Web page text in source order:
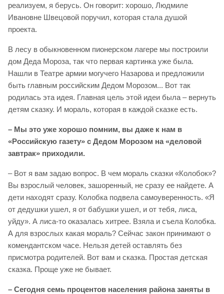
реализуем, я берусь. Он говорит: хорошо, Людмиле
Ивановне Швецовой поручил, которая стала душой
проекта.
В лесу в обыкновенном пионерском лагере мы построили
дом Деда Мороза, так что первая картинка уже была.
Нашли в Театре армии могучего Назарова и предложили
быть главным российским Дедом Морозом... Вот так
родилась эта идея. Главная цель этой идеи была – вернуть
детям сказку. И мораль, которая в каждой сказке есть.
– Мы это уже хорошо помним, вы даже к нам в
«Российскую газету» с Дедом Морозом на «деловой
завтрак» приходили.
– Вот я вам задаю вопрос. В чем мораль сказки «Колобок»?
Вы взрослый человек, зашоренный, не сразу ее найдете. А
дети находят сразу. Колобка подвела самоуверенность. «Я
от дедушки ушел, я от бабушки ушел, и от тебя, лиса,
уйду». А лиса-то оказалась хитрее. Взяла и съела Колобка.
А для взрослых какая мораль? Сейчас закон принимают о
комендантском часе. Нельзя детей оставлять без
присмотра родителей. Вот вам и сказка. Простая детская
сказка. Проще уже не бывает.
– Сегодня семь процентов населения района заняты в